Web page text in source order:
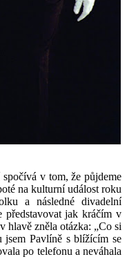
v tom, že půjdeme
na kulturní událost roku
a následné divadelní
představovat jak kráčím v
hlavě zněla otázka: „Co si
jsem Pavlíně s blížícím se
po telefonu a neváhala